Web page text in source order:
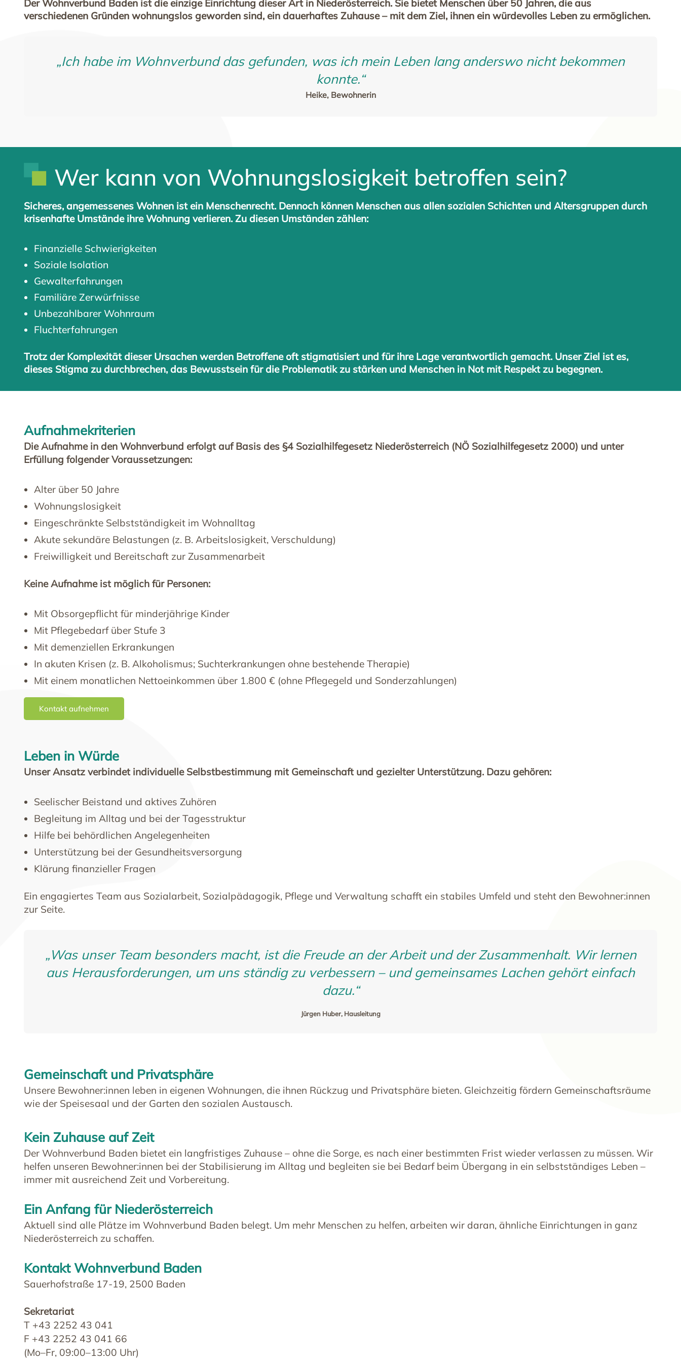
Der Wohnverbund Baden ist die einzige Einrichtung dieser Art in Niederösterreich. Sie bietet Menschen über 50 Jahren, die aus
verschiedenen Gründen wohnungslos geworden sind, ein dauerhaftes Zuhause – mit dem Ziel, ihnen ein würdevolles Leben zu ermöglichen.
„Ich habe im Wohnverbund das gefunden, was ich mein Leben lang anderswo nicht bekommen
konnte.“
Heike, Bewohnerin
Wer kann von Wohnungslosigkeit betroffen sein?
Sicheres, angemessenes Wohnen ist ein Menschenrecht. Dennoch können Menschen aus allen sozialen Schichten und Altersgruppen durch
krisenhafte Umstände ihre Wohnung verlieren. Zu diesen Umständen zählen:
Finanzielle Schwierigkeiten
Soziale Isolation
Gewalterfahrungen
Familiäre Zerwürfnisse
Unbezahlbarer Wohnraum
Fluchterfahrungen
Trotz der Komplexität dieser Ursachen werden Betroffene oft stigmatisiert und für ihre Lage verantwortlich gemacht. Unser Ziel ist es,
dieses Stigma zu durchbrechen, das Bewusstsein für die Problematik zu stärken und Menschen in Not mit Respekt zu begegnen.
Aufnahmekriterien
Die Aufnahme in den Wohnverbund erfolgt auf Basis des §4 Sozialhilfegesetz Niederösterreich (NÖ Sozialhilfegesetz 2000) und unter
Erfüllung folgender Voraussetzungen:
Alter über 50 Jahre
Wohnungslosigkeit
Eingeschränkte Selbstständigkeit im Wohnalltag
Akute sekundäre Belastungen (z. B. Arbeitslosigkeit, Verschuldung)
Freiwilligkeit und Bereitschaft zur Zusammenarbeit
Keine Aufnahme ist möglich für Personen:
Mit Obsorgepflicht für minderjährige Kinder
Mit Pflegebedarf über Stufe 3
Mit demenziellen Erkrankungen
In akuten Krisen (z. B. Alkoholismus; Suchterkrankungen ohne bestehende Therapie)
Mit einem monatlichen Nettoeinkommen über 1.800 € (ohne Pflegegeld und Sonderzahlungen)
Kontakt aufnehmen
Leben in Würde
Unser Ansatz verbindet individuelle Selbstbestimmung mit Gemeinschaft und gezielter Unterstützung. Dazu gehören:
Seelischer Beistand und aktives Zuhören
Begleitung im Alltag und bei der Tagesstruktur
Hilfe bei behördlichen Angelegenheiten
Unterstützung bei der Gesundheitsversorgung
Klärung finanzieller Fragen
Ein engagiertes Team aus Sozialarbeit, Sozialpädagogik, Pflege und Verwaltung schafft ein stabiles Umfeld und steht den Bewohner:innen
zur Seite.
„Was unser Team besonders macht, ist die Freude an der Arbeit und der Zusammenhalt. Wir lernen
aus Herausforderungen, um uns ständig zu verbessern – und gemeinsames Lachen gehört einfach
dazu.“
Jürgen Huber, Hausleitung
Gemeinschaft und Privatsphäre
Unsere Bewohner:innen leben in eigenen Wohnungen, die ihnen Rückzug und Privatsphäre bieten. Gleichzeitig fördern Gemeinschaftsräume
wie der Speisesaal und der Garten den sozialen Austausch.
Kein Zuhause auf Zeit
Der Wohnverbund Baden bietet ein langfristiges Zuhause – ohne die Sorge, es nach einer bestimmten Frist wieder verlassen zu müssen. Wir
helfen unseren Bewohner:innen bei der Stabilisierung im Alltag und begleiten sie bei Bedarf beim Übergang in ein selbstständiges Leben –
immer mit ausreichend Zeit und Vorbereitung.
Ein Anfang für Niederösterreich
Aktuell sind alle Plätze im Wohnverbund Baden belegt. Um mehr Menschen zu helfen, arbeiten wir daran, ähnliche Einrichtungen in ganz
Niederösterreich zu schaffen.
Kontakt Wohnverbund Baden
Sauerhofstraße 17-19, 2500 Baden
Sekretariat
T +43 2252 43 041
F +43 2252 43 041 66
(Mo–Fr, 09:00–13:00 Uhr)